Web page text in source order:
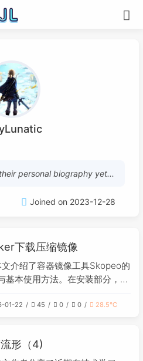
personal biography yet...
Joined on 2023-12-28
下载压缩镜像
介绍了容器镜像工具Skopeo的
基本使用方法。在安装部分，提
Debian和macOS系统的具体
镜像（以vLLM项目为例）下载
01-22 45 0 0 28.5℃
形（4)